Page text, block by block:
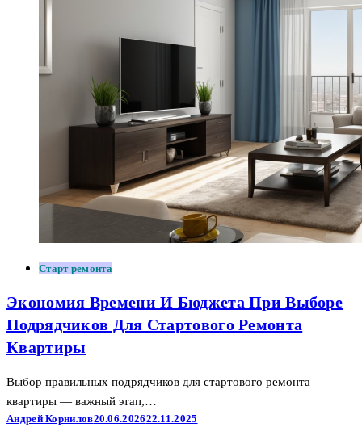
Старт ремонта
Экономия Времени И Бюджета При Выборе
Подрядчиков Для Стартового Ремонта
Квартиры
Выбор правильных подрядчиков для стартового ремонта
квартиры — важный этап,…
Андрей Корнилов20.06.202622.11.2025